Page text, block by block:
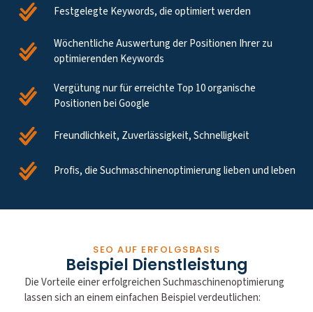
Festgelegte Keywords, die optimiert werden
Wöchentliche Auswertung der Positionen Ihrer zu
optimierenden Keywords
Vergütung nur für erreichte Top 10 organische
Positionen bei Google
Freundlichkeit, Zuverlässigkeit, Schnelligkeit
Profis, die Suchmaschinenoptimierung lieben und leben
SEO AUF ERFOLGSBASIS
Beispiel Dienstleistung
Die Vorteile einer erfolgreichen Suchmaschinenoptimierung
lassen sich an einem einfachen Beispiel verdeutlichen: